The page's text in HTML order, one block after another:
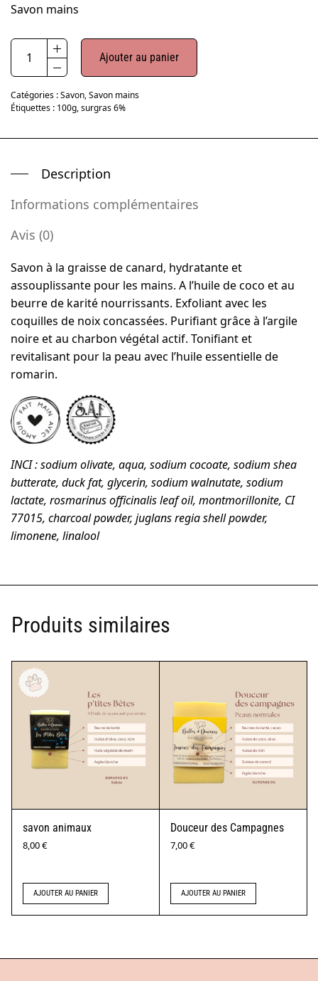
Savon mains
Ajouter au panier
Catégories :Savon,Savon mains
Étiquettes : 100g,surgras 6%
Description
Informations complémentaires
Avis (0)
Savon à la graisse de canard, hydratante et
assouplissante pour les mains. A l’huile de coco et au
beurre de karité nourrissants. Exfoliant avec les
coquilles de noix concassées. Purifiant grâce à l’argile
noire et au charbon végétal actif. Tonifiant et
revitalisant pour la peau avec l’huile essentielle de
romarin.
INCI : sodium olivate, aqua, sodium cocoate, sodium shea
butterate, duck fat, glycerin, sodium walnutate, sodium
lactate, rosmarinus officinalis leaf oil, montmorillonite, CI
77015, charcoal powder, juglans regia shell powder,
limonene, linalool
Produits similaires
savon animaux
8,00€
AJOUTER AU PANIER
Douceur des Campagnes
7,00€
AJOUTER AU PANIER